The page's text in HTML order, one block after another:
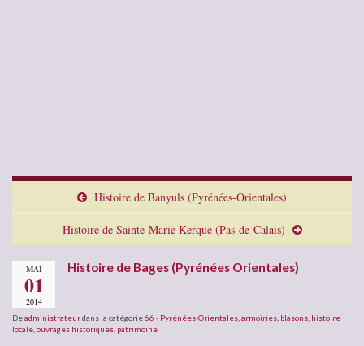
Histoire de Banyuls (Pyrénées-Orientales)
Histoire de Sainte-Marie Kerque (Pas-de-Calais)
MAI
01
2014
Histoire de Bages (Pyrénées Orientales)
Deadministrateurdans la catégorie66 - Pyrénées-Orientales armoiries, blasons histoire
locale ouvrages historiques patrimoine